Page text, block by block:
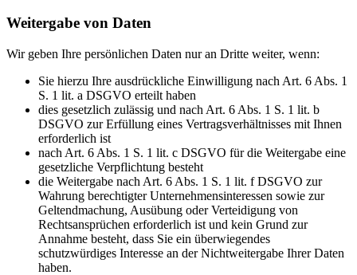
Weitergabe von Daten
Wir geben Ihre persönlichen Daten nur an Dritte weiter, wenn:
Sie hierzu Ihre ausdrückliche Einwilligung nach Art. 6 Abs. 1
S. 1 lit. a DSGVO erteilt haben
dies gesetzlich zulässig und nach Art. 6 Abs. 1 S. 1 lit. b
DSGVO zur Erfüllung eines Vertragsverhältnisses mit Ihnen
erforderlich ist
nach Art. 6 Abs. 1 S. 1 lit. c DSGVO für die Weitergabe eine
gesetzliche Verpflichtung besteht
die Weitergabe nach Art. 6 Abs. 1 S. 1 lit. f DSGVO zur
Wahrung berechtigter Unternehmensinteressen sowie zur
Geltendmachung, Ausübung oder Verteidigung von
Rechtsansprüchen erforderlich ist und kein Grund zur
Annahme besteht, dass Sie ein überwiegendes
schutzwürdiges Interesse an der Nichtweitergabe Ihrer Daten
haben.